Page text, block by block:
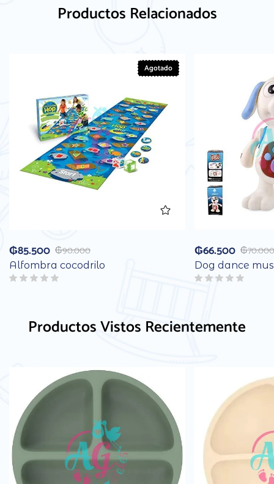
Productos Relacionados
Agotado
₲90.000
₲85.500
Alfombra cocodrilo
₲70.000
₲66.500
Dog dance
Productos Vistos Recientemente